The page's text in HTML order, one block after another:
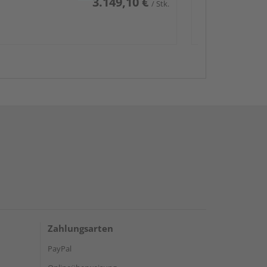
/ Stk.
Zahlungsarten
PayPal